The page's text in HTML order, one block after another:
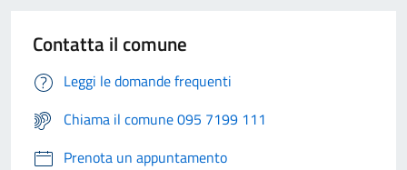
Contatta il comune
Leggi le domande frequenti
Chiama il comune 095 7199 111
Prenota un appuntamento